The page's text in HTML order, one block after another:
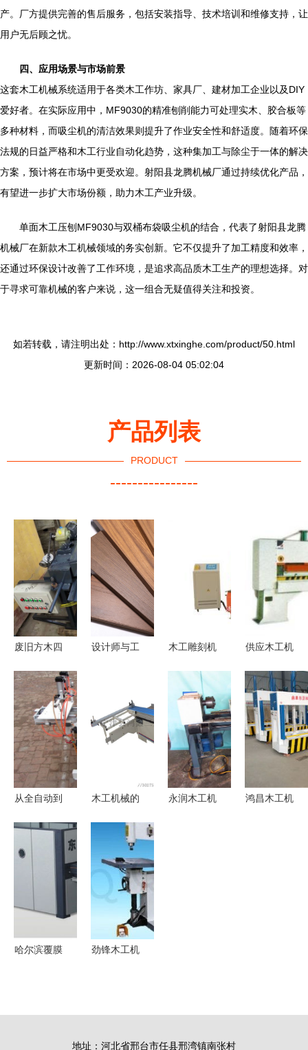
产。厂方提供完善的售后服务，包括安装指导、技术培训和维修支持，让
用户无后顾之忧。
四、应用场景与市场前景
这套木工机械系统适用于各类木工作坊、家具厂、建材加工企业以及DIY
爱好者。在实际应用中，MF9030的精准刨削能力可处理实木、胶合板等
多种材料，而吸尘机的清洁效果则提升了作业安全性和舒适度。随着环保
法规的日益严格和木工行业自动化趋势，这种集加工与除尘于一体的解决
方案，预计将在市场中更受欢迎。射阳县龙腾机械厂通过持续优化产品，
有望进一步扩大市场份额，助力木工产业升级。
单面木工压刨MF9030与双桶布袋吸尘机的结合，代表了射阳县龙腾
机械厂在新款木工机械领域的务实创新。它不仅提升了加工精度和效率，
还通过环保设计改善了工作环境，是追求高品质木工生产的理想选择。对
于寻求可靠机械的客户来说，这一组合无疑值得关注和投资。
如若转载，请注明出处：http://www.xtxinghe.com/product/50.html
更新时间：2026-08-04 05:02:04
产品列表
PRODUCT
----------------
废旧方木四
锯机 任县
卓大机械厂
的木工建筑
机械高效解
决方案
设计师与工
木纹饰面板
在现代建筑
木工雕刻机
包装注意事
项——以
15553100568
产品为例
供应木工机
德鑫旺机械
专业设备，
高效生产
从全自动到
现代木工榫
槽机的多元
选择——以
丽江与金龙
为例
木工机械的
裁板锯在实
木家具与建
筑装修中的
应用
永润木工机
鸿昌木工机
哈尔滨覆膜
劲锋木工机
地址：河北省邢台市任县邢湾镇南张村